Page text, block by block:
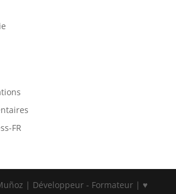
FR
| Développeur - Formateur | ♥